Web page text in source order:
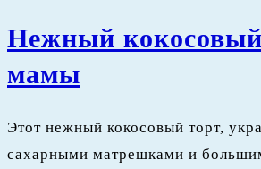
Нежный
мамы
торт
Этот нежный кокосовый торт,
сахарными матрешками и